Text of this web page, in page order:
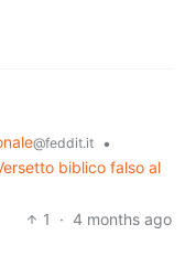
@feddit.it
•
biblico falso al
1
· 4 months ago